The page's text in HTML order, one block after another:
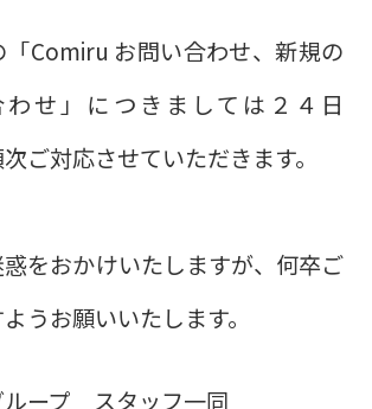
Comiru お問い合わせ、新規の
わせ」につきましては２４日
次ご対応させていただきます。
をおかけいたしますが、何卒ご
うお願いいたします。
ループ スタッフ一同